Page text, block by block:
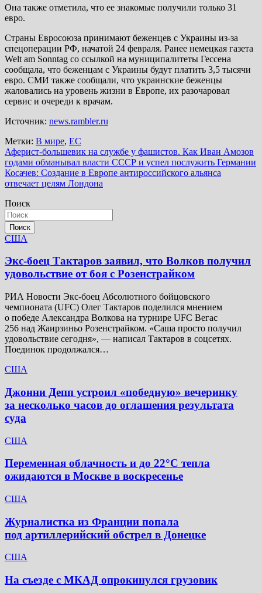
Она также отметила, что ее знакомые получили только 31
евро.
Страны Евросоюза принимают беженцев с Украины из-за
спецоперации РФ, начатой 24 февраля. Ранее немецкая газета
Welt am Sonntag со ссылкой на муниципалитеты Гессена
сообщала, что беженцам с Украины будут платить 3,5 тысячи
евро. СМИ также сообщали, что украинские беженцы
жаловались на уровень жизни в Европе, их разочаровал
сервис и очереди к врачам.
Источник: news.rambler.ru
Метки: В мире, ЕС
Навигация
по
записям
Аферист-большевик на службе у фашистов. Как Иван Амозов
годами обманывал власти СССР и успел послужить Германии
Косачев: Создание в Европе антироссийского альянса
отвечает целям Лондона
Поиск
Поиск
США
Экс-боец Тактаров заявил, что Волков получил
удовольствие от боя с Розенстрайком
РИА Новости Экс-боец Абсолютного бойцовского
чемпионата (UFC) Олег Тактаров поделился мнением
о победе Александра Волкова на турнире UFC Вегас
256 над Жаирзиньо Розенстрайком. «Саша просто получил
удовольствие сегодня», — написал Тактаров в соцсетях.
Поединок продолжался…
США
Джонни Депп устроил «победную» вечеринку
за несколько часов до оглашения результата
суда
США
Переменная облачность и до 22°C тепла
ожидаются в Москве в воскресенье
США
Журналистка из Франции попала
под артиллерийский обстрел в Донецке
США
На съезде с МКАД опрокинулся грузовик